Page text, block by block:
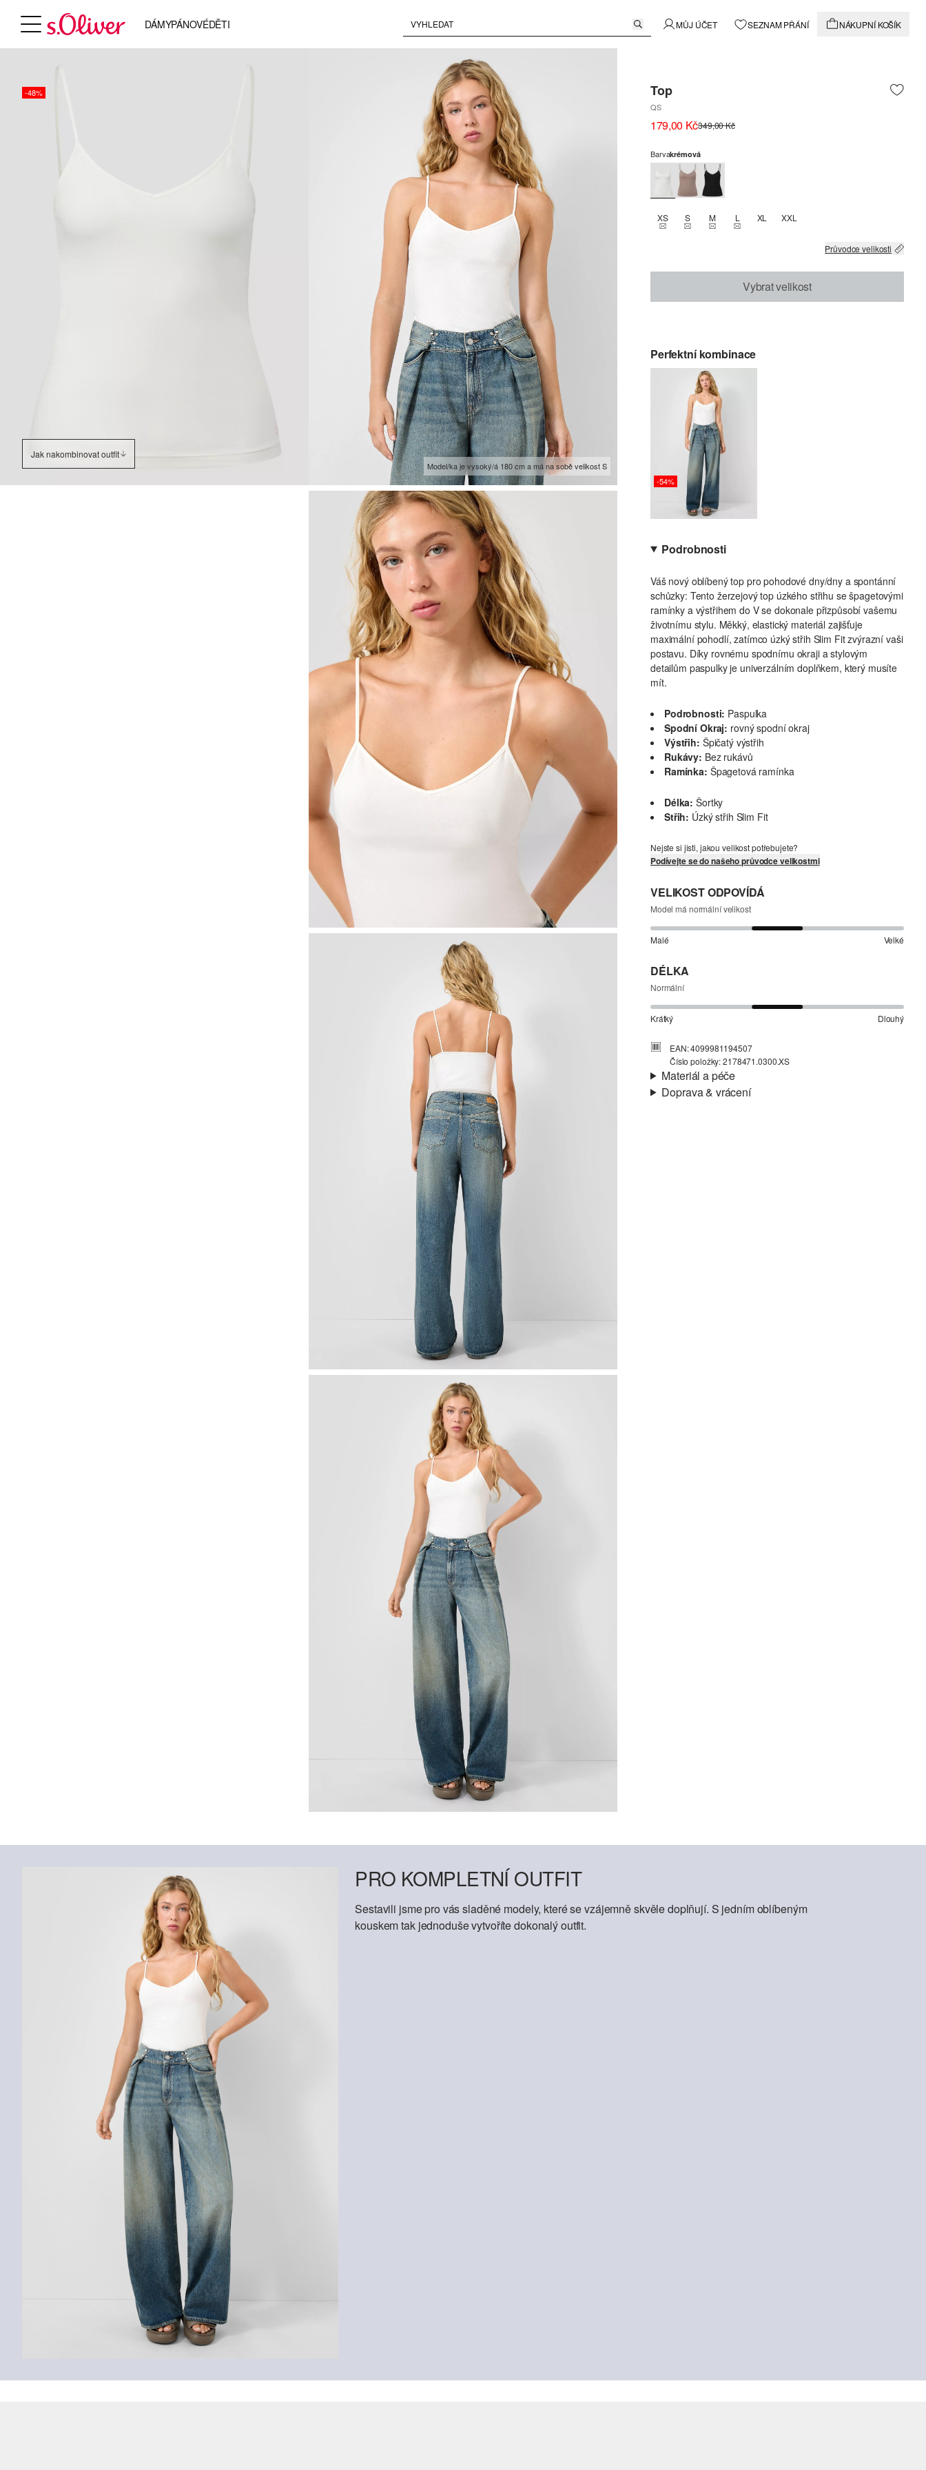
DÁMYPÁNOVÉDĚTI MŮJ ÚČET SEZNAM PŘÁNÍ NÁKUPNÍ KOŠÍK
-48%
Jak nakombinovat outfit
Model/ka je vysoký/á 180 cm a má na sobě velikost S
Top
QS
179,00 Kč349,00 Kč
Barvakrémová
XSTHIS SIZE IS CURRENTLY OUT OF STOCK
STHIS SIZE IS CURRENTLY OUT OF STOCK
MTHIS SIZE IS CURRENTLY OUT OF STOCK
LTHIS SIZE IS CURRENTLY OUT OF STOCK
XL XXL
Průvodce velikosti
Vybrat velikost
Perfektní kombinace
-54%
Podrobnosti
Váš nový oblíbený top pro pohodové dny/dny a spontánní
schůzky: Tento žerzejový top úzkého střihu se špagetovými
ramínky a výstřihem do V se dokonale přizpůsobí vašemu
životnímu stylu. Měkký, elastický materiál zajišťuje
maximální pohodlí, zatímco úzký střih Slim Fit zvýrazní vaši
postavu. Díky rovnému spodnímu okraji a stylovým
detailům paspulky je univerzálním doplňkem, který musíte
mít.
Podrobnosti: Paspulka
Spodní Okraj: rovný spodní okraj
Výstřih: Špičatý výstřih
Rukávy: Bez rukávů
Ramínka: Špagetová ramínka
Délka: Šortky
Střih: Úzký střih Slim Fit
Nejste si jisti, jakou velikost potřebujete?
Podívejte se do našeho průvodce velikostmi
VELIKOST ODPOVÍDÁ
Model má normální velikost
Malé Velké
DÉLKA
Normální
Krátký Dlouhý
EAN: 4099981194507
Číslo položky: 2178471.0300.XS
Materiál a péče
Doprava & vrácení
PRO KOMPLETNÍ OUTFIT
Sestavili jsme pro vás sladěné modely, které se vzájemně skvěle doplňují. S jedním oblíbeným
kouskem tak jednoduše vytvoříte dokonalý outfit.